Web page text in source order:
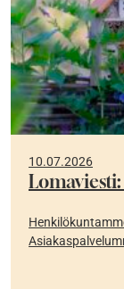
10.07.2026